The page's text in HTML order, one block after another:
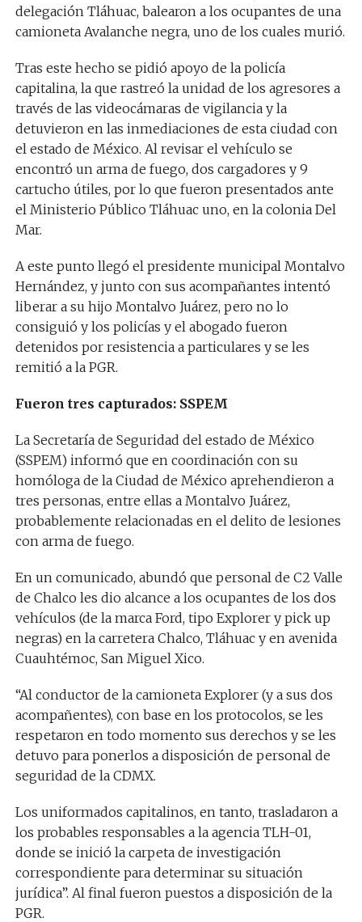
delegación Tláhuac, balearon a los ocupantes de una
camioneta Avalanche negra, uno de los cuales murió.
Tras este hecho se pidió apoyo de la policía
capitalina, la que rastreó la unidad de los agresores a
través de las videocámaras de vigilancia y la
detuvieron en las inmediaciones de esta ciudad con
el estado de México. Al revisar el vehículo se
encontró un arma de fuego, dos cargadores y 9
cartucho útiles, por lo que fueron presentados ante
el Ministerio Público Tláhuac uno, en la colonia Del
Mar.
A este punto llegó el presidente municipal Montalvo
Hernández, y junto con sus acompañantes intentó
liberar a su hijo Montalvo Juárez, pero no lo
consiguió y los policías y el abogado fueron
detenidos por resistencia a particulares y se les
remitió a la PGR.
Fueron tres capturados: SSPEM
La Secretaría de Seguridad del estado de México
(SSPEM) informó que en coordinación con su
homóloga de la Ciudad de México aprehendieron a
tres personas, entre ellas a Montalvo Juárez,
probablemente relacionadas en el delito de lesiones
con arma de fuego.
En un comunicado, abundó que personal de C2 Valle
de Chalco les dio alcance a los ocupantes de los dos
vehículos (de la marca Ford, tipo Explorer y pick up
negras) en la carretera Chalco, Tláhuac y en avenida
Cuauhtémoc, San Miguel Xico.
“Al conductor de la camioneta Explorer (y a sus dos
acompañentes), con base en los protocolos, se les
respetaron en todo momento sus derechos y se les
detuvo para ponerlos a disposición de personal de
seguridad de la CDMX.
Los uniformados capitalinos, en tanto, trasladaron a
los probables responsables a la agencia TLH-01,
donde se inició la carpeta de investigación
correspondiente para determinar su situación
jurídica”. Al final fueron puestos a disposición de la
PGR.